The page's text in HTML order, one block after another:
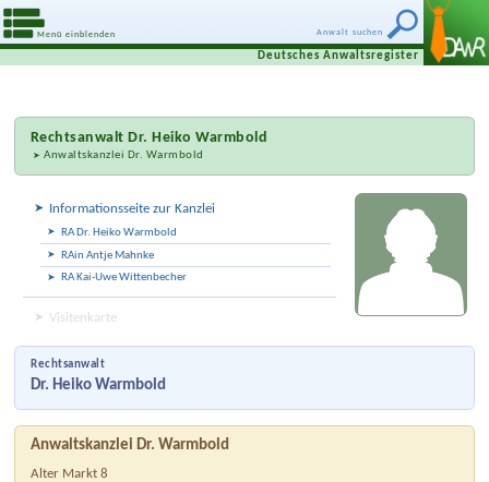
Anwalt suchen
Menü einblenden
Deutsches Anwaltsregister
RechtsanwaltDr. Heiko Warmbold
Anwaltskanzlei Dr. Warmbold
Informationsseite zur Kanzlei
RA Dr. Heiko Warmbold
RAin Antje Mahnke
RA Kai-Uwe Wittenbecher
Visitenkarte
Rechtsanwalt
Dr. Heiko Warmbold
Anwaltskanzlei Dr. Warmbold
Alter Markt 8